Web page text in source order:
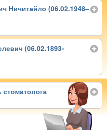
Ничитайло (06.02.1948–
(06.02.1893-